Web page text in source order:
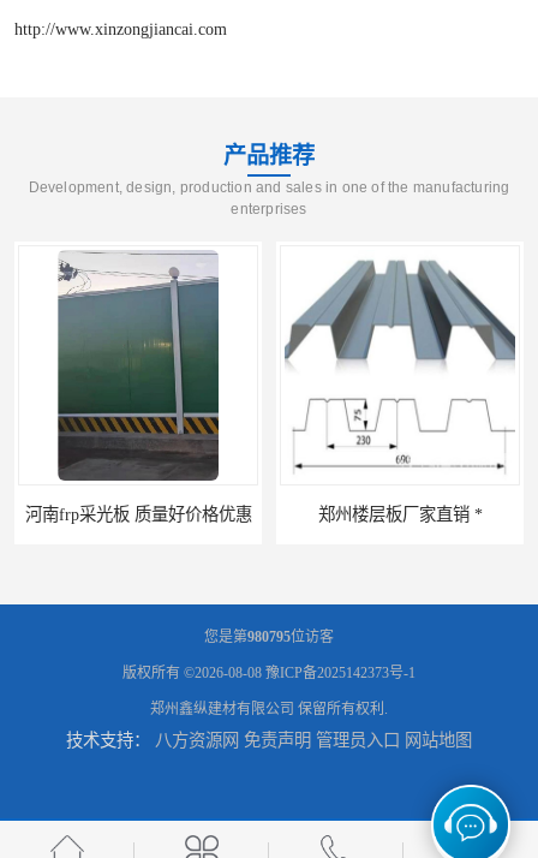
http://www.xinzongjiancai.com
产品推荐
Development, design, production and sales in one of the manufacturing
enterprises
郑州楼层板厂家直销 *
河南郑州生产加工彩钢围挡 郑州鑫纵 质量好 围挡加工 三门峡生产加工彩钢围挡 郑州鑫纵 质量好 围挡加工
您是第980795位访客
版权所有 ©2026-08-08 豫ICP备2025142373号-1
郑州鑫纵建材有限公司 保留所有权利.
技术支持： 八方资源网 免责声明 管理员入口 网站地图